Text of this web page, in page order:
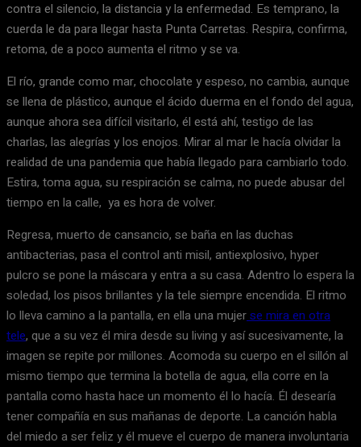
contra el silencio, la distancia y la enfermedad. Es temprano, la
cuerda le da para llegar hasta Punta Carretas. Respira, confirma,
retoma, de a poco aumenta el ritmo y se va.
El río, grande como mar, chocolate y espeso, no cambia, aunque
se llena de plástico, aunque el ácido duerma en el fondo del agua,
aunque ahora sea difícil visitarlo, él está ahí, testigo de las
charlas, las alegrías y los enojos. Mirar al mar le hacía olvidar la
realidad de una pandemia que había llegado para cambiarlo todo.
Estira, toma agua, su respiración se calma, no puede abusar del
tiempo en la calle, ya es hora de volver.
Regresa, muerto de cansancio, se baña en las duchas
antibacterias, pasa el control anti misil, antiexplosivo, hyper
pulcro se pone la máscara y entra a su casa. Adentro lo espera la
soledad, los pisos brillantes y la tele siempre encendida. El ritmo
lo lleva camino a la pantalla, en ella una mujerse mira en otra
tele, que a su vez él mira desde su living y así sucesivamente, la
imagen se repite por millones. Acomoda su cuerpo en el sillón al
mismo tiempo que termina la botella de agua, ella corre en la
pantalla como hasta hace un momento él lo hacía. Él desearía
tener compañía en sus mañanas de deporte. La canción habla
del miedo a ser feliz y él mueve el cuerpo de manera involuntaria